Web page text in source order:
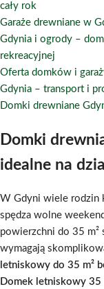
cały rok
Garaże drewniane w
Gdynia i ogrody –
rekreacyjnej
Oferta domków i
Gdynia – transport i
Domki drewniane
Domki
idealne na
W Gdyni wiele rodzin
spędza wolne
powierzchni do 35 m²
wymagają
letniskowy do 35 m²
Domek letniskowy 35